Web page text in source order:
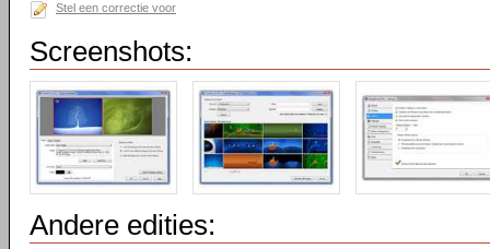
Stel een correctie voor
Screenshots:
Andere edities: